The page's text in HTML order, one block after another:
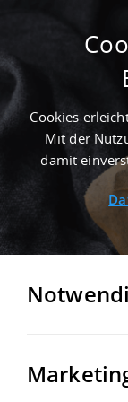
ERSTBEZUG
LANDKREIS
Startseite/
ZURÜCK
Cookies
Mit der
damit